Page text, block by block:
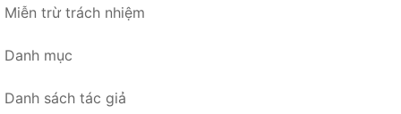
Miễn trừ trách nhiệm
Danh mục
Danh sách tác giả